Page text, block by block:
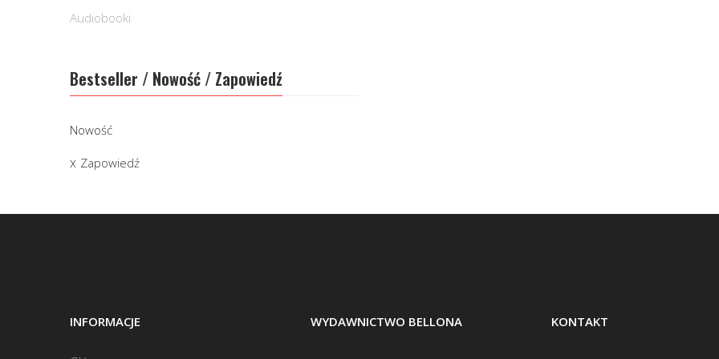
Audiobooki
Bestseller / Nowość / Zapowiedź
Nowość
Zapowiedź
INFORMACJE WYDAWNICTWO BELLONA KONTAKT